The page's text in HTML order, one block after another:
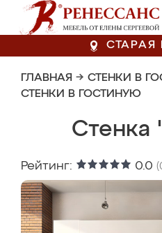
СТАРАЯ
ГЛАВНАЯ → СТЕНКИ В
СТЕНКИ В ГОСТИНУЮ
Стенка
Рейтинг: 0.0 (